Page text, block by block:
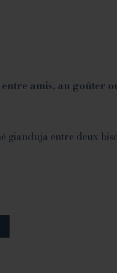
amis, au goûter
gianduja entre deux